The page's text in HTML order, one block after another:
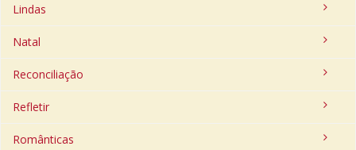
Lindas
Natal
Reconciliação
Refletir
Românticas